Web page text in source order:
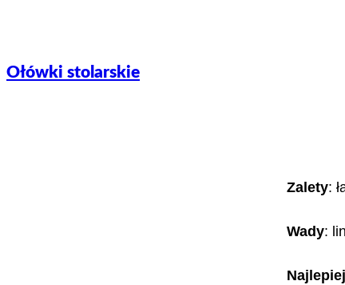
Ołówki stolarskie
Zalety:
Wady: